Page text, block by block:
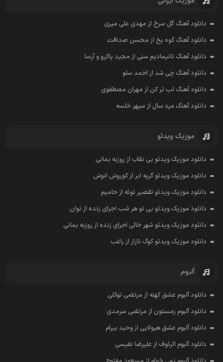
دانلود آهنگ گل سرخ از مهدی علی میری
دانلود آهنگ کوه یخ از محسن صداقت
دانلود آهنگ تانیمادیم سنی از مجید پاکرو و آرسا
دانلود آهنگ چی شد از احمد سلو
دانلود آهنگ لب تر کن از مهران مصطفوی
دانلود آهنگ مرد سال از سپهر خلسه
موزیک ویدئو
دانلود موزیک ویدئو بی نقاب از روزبه بمانی
دانلود موزیک ویدئو گریه ابر از کوروش انوش
دانلود موزیک ویدئو تقصیر توئه از حامیم
دانلود موزیک ویدئو بی تو هر شب اجرای زنده از نوان
دانلود موزیک ویدئو شهر خالی اجرای زنده از روزبه بمانی
دانلود موزیک ویدئو کوگ تاراز از راغب
آلبوم
دانلود آلبوم عشق کهنه از مرتضی توکلی
دانلود آلبوم زمستون از مرتضی سرمدی
دانلود آلبوم عشق هیولایی از وحید بیرام
دانلود آلبوم الرئوف از علیرضا نفیسی